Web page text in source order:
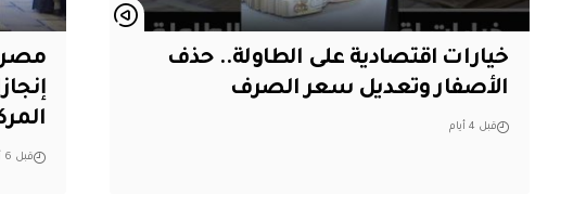
خيارات اقتصادية على الطاولة.. حذف
الأصفار وتعديل سعر الصرف
قبل 4 أيام
قبل 6 أيام